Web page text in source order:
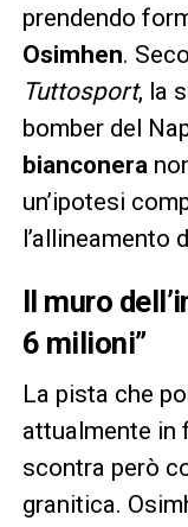
prendendo
Osimhen.
Tuttosport, la
bomber del
bianconera
un’ipotesi
l’allineamento
Il muro
6 milioni”
La pista che
attualmente in
scontra però
granitica.